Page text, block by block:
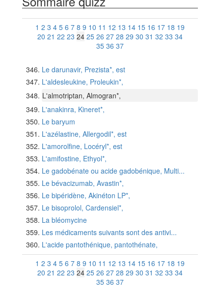
1 2 3 4 5 6 7 8 9 10 11 12 13 14 15 16 17 18 19
20 21 22 23 24 25 26 27 28 29 30 31 32 33 34
35 36 37
Le darunavir, Prezista*, est
L'aldesleukine, Proleukin*,
L'almotriptan, Almogran*,
L'anakinra, Kineret*,
Le baryum
L'azélastine, Allergodil*, est
L'amorolfine, Locéryl*, est
L'amifostine, Ethyol*,
Le gadobénate ou acide gadobénique, Multi...
Le bévacizumab, Avastin*,
Le bipéridène, Akinéton LP*,
Le bisoprolol, Cardensiel*,
La bléomycine
Les médicaments suivants sont des antivi...
L'acide pantothénique, pantothénate,
1 2 3 4 5 6 7 8 9 10 11 12 13 14 15 16 17 18 19
20 21 22 23 24 25 26 27 28 29 30 31 32 33 34
35 36 37